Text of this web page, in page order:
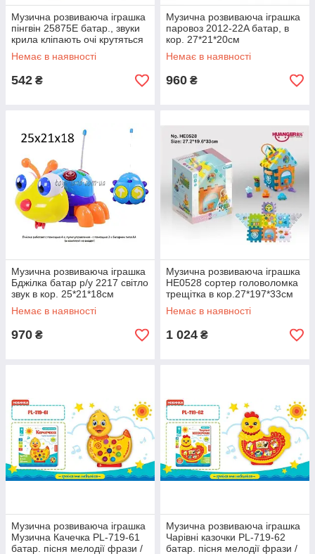
Музична розвиваюча іграшка
пінгвін 25875E батар., звуки
крила кліпають очі крутяться
в короб.19*20*9,5 см
Немає в наявності
542 ₴
Музична розвиваюча іграшка
паровоз 2012-22A батар, в
кор. 27*21*20см
Немає в наявності
960 ₴
Музична розвиваюча іграшка
Бджілка батар р/у 2217 світло
звук в кор. 25*21*18см
Немає в наявності
970 ₴
Музична розвиваюча іграшка
HE0528 сортер головоломка
трещітка в кор.27*197*33см
Немає в наявності
1 024 ₴
Музична розвиваюча іграшка
Музична Качечка PL-719-61
батар. пісня мелодії фрази /
Музична розвиваюча іграшка
Чарівні казочки PL-719-62
батар. пісня мелодії фрази /